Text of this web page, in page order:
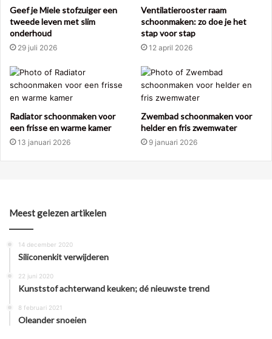
Geef je Miele stofzuiger een
tweede leven met slim
onderhoud
29 juli 2026
Ventilatierooster raam
schoonmaken: zo doe je het
stap voor stap
12 april 2026
Radiator schoonmaken voor
een frisse en warme kamer
13 januari 2026
Zwembad schoonmaken voor
helder en fris zwemwater
9 januari 2026
Meest gelezen artikelen
14 december 2020
Siliconenkit verwijderen
22 juni 2020
Kunststof achterwand keuken; dé nieuwste trend
8 februari 2021
Oleander snoeien